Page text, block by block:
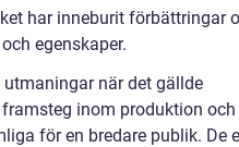
har inneburit förbättringar
egenskaper.
när det gällde
inom produktion
för en bredare publik. De